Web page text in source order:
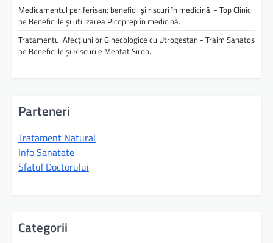
Medicamentul periferisan: beneficii și riscuri în medicină. - Top Clinici
pe Beneficiile și utilizarea Picoprep în medicină.
Tratamentul Afecțiunilor Ginecologice cu Utrogestan - Traim Sanatos
pe Beneficiile și Riscurile Mentat Sirop.
Parteneri
Tratament Natural
Info Sanatate
Sfatul Doctorului
Categorii